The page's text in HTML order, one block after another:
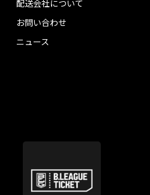
配送会社について
お問い合わせ
ニュース